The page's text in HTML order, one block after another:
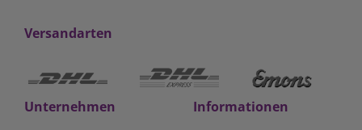
Versandarten
Unternehmen Informationen